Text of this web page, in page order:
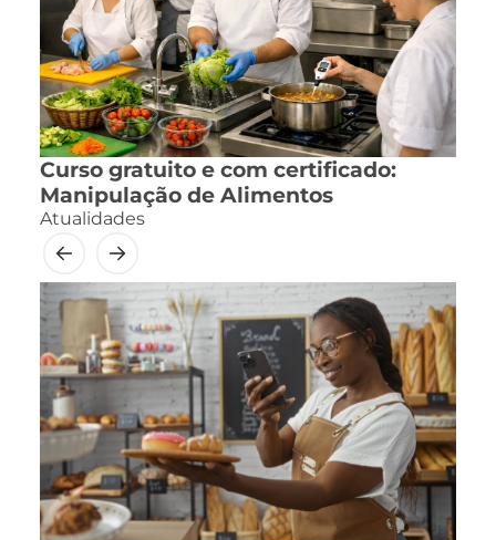
Curso gratuito e com certificado:
Manipulação de Alimentos
Atualidades